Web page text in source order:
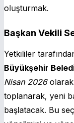
oluşturmak.
Başkan Vekili
Yetkililer
Büyükşehir
Nisan 2026olarak
toplanarak, yeni
başlatacak. Bu